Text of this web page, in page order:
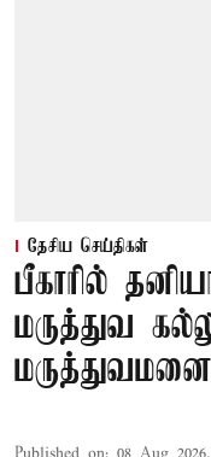
தேசிய செய்திகள்
பீகாரில்
மருத்துவ